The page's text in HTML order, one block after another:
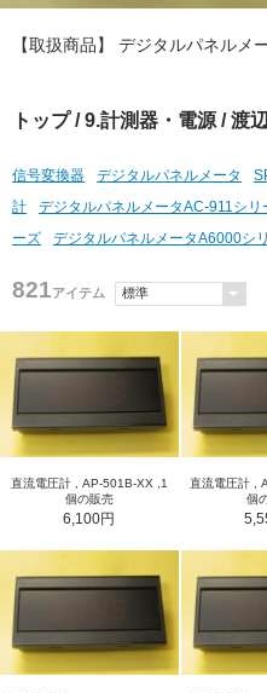
【取扱商品】 デジタルパネルメ
トップ/9.計測器・電源 / 渡
信号変換器 デジタルパネルメータ
計
デジタルパネルメータAC-911シリ
ーズ
デジタルパネルメータA6000シ
821アイテム
直流電圧計 , AP-501B-XX ,1
個の販売
6,100円
直流電圧計 ,
個